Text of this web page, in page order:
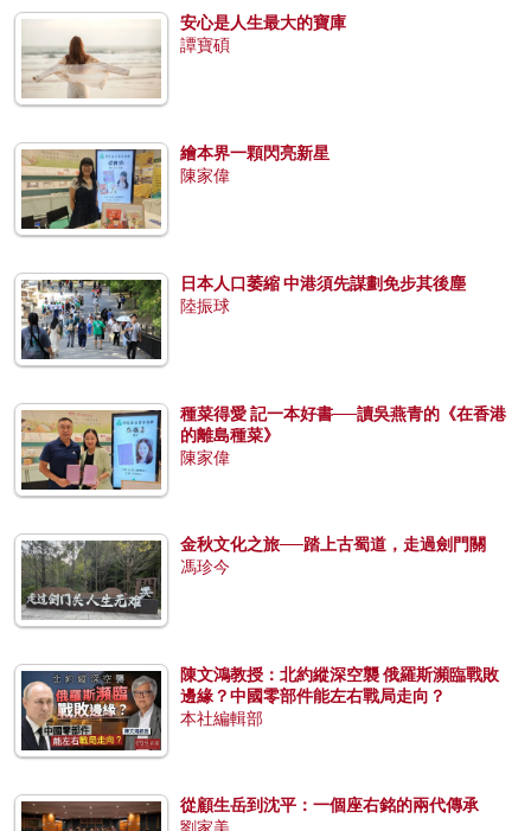
安心是人生最大的寶庫
譚寶碩
繪本界一顆閃亮新星
陳家偉
日本人口萎縮 中港須先謀劃免步其後塵
陸振球
種菜得愛 記一本好書──讀吳燕青的《在香港
的離島種菜》
陳家偉
金秋文化之旅──踏上古蜀道，走過劍門關
馮珍今
陳文鴻教授：北約縱深空襲 俄羅斯瀕臨戰敗
邊緣？中國零部件能左右戰局走向？
本社編輯部
從顧生岳到沈平：一個座右銘的兩代傳承